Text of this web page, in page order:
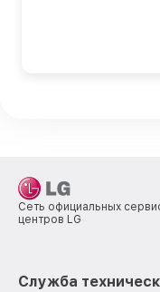
Сеть официальных
центров LG
Служба